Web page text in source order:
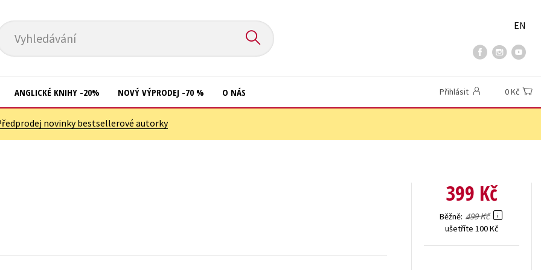
Vyhledávání
EN
ANGLICKÉ KNIHY -20% NOVÝ VÝPRODEJ -70 % O NÁS Přihlásit 0 Kč
novinky bestsellerové autorky
399 Kč
Běžně 499 Kč
ušetříte 100 Kč